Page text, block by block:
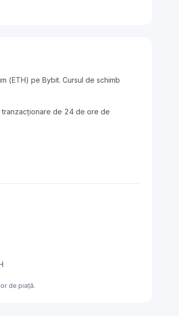
(ETH) pe Bybit. Cursul de schimb
tranzacționare de 24 de ore de
de piață.